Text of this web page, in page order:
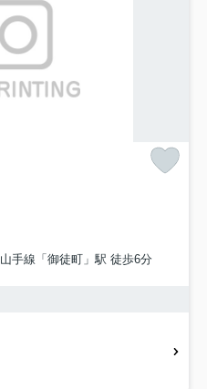
山手線「御徒町」駅 徒歩6分